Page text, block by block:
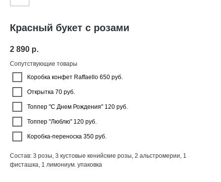
Красный букет с розами
2 890 р.
Сопутствующие товары
Коробка конфет Raffaello 650 руб.
Открытка 70 руб.
Топпер "С Днем Рождения" 120 руб.
Топпер "Люблю" 120 руб.
Коробка-переноска 350 руб.
Состав: 3 розы, 3 кустовые кенийские розы, 2 альстромерии, 1
фисташка, 1 лимониум. упаковка